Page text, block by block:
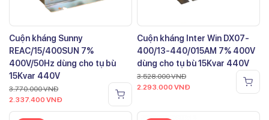
Cuộn kháng Sunny
REAC/15/400SUN 7%
400V/50Hz dùng cho tụ bù
15Kvar 440V
3.770.000VNĐ
2.337.400 VNĐ
Cuộn kháng Inter Win DX07-
400/13-440/015AM 7% 400V
dùng cho tụ bù 15Kvar 440V
3.528.000VNĐ
2.293.000 VNĐ